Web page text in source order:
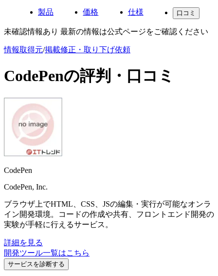
製品 価格 仕様 口コミ
未確認情報あり 最新の情報は公式ページをご確認ください
情報取得元/掲載修正・取り下げ依頼
CodePenの評判・口コミ
CodePen
CodePen, Inc.
ブラウザ上でHTML、CSS、JSの編集・実行が可能なオンラ
イン開発環境。コードの作成や共有、フロントエンド開発の
実験が手軽に行えるサービス。
詳細を見る
開発ツール一覧はこちら
サービスを診断する